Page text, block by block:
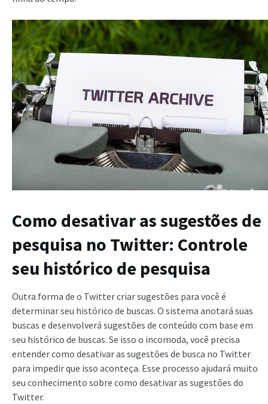
Como desativar as sugestões de
pesquisa no Twitter: Controle
seu histórico de pesquisa
Outra forma de o Twitter criar sugestões para você é
determinar seu histórico de buscas. O sistema anotará suas
buscas e desenvolverá sugestões de conteúdo com base em
seu histórico de buscas. Se isso o incomoda, você precisa
entender como desativar as sugestões de busca no Twitter
para impedir que isso aconteça. Esse processo ajudará muito
seu conhecimento sobre como desativar as sugestões do
Twitter.